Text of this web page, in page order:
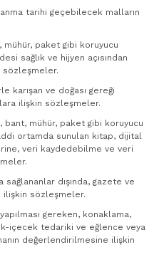
tarihi geçebilecek malların
paket gibi koruyucu
sağlık ve hijyen açısından
sözleşmeler.
karışan ve doğası gereği
ilişkin sözleşmeler.
bant, mühür, paket gibi koruyucu
ortamda sunulan kitap, dijital
veri kaydedebilme ve veri
dışında, gazete ve
ilişkin sözleşmeler.
gereken, konaklama,
içecek tedariki ve eğlence veya
değerlendirilmesine ilişkin